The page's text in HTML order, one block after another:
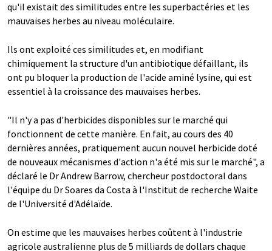
qu'il existait des similitudes entre les superbactéries et les
mauvaises herbes au niveau moléculaire.
Ils ont exploité ces similitudes et, en modifiant
chimiquement la structure d'un antibiotique défaillant, ils
ont pu bloquer la production de l'acide aminé lysine, qui est
essentiel à la croissance des mauvaises herbes.
"Il n'y a pas d'herbicides disponibles sur le marché qui
fonctionnent de cette manière. En fait, au cours des 40
dernières années, pratiquement aucun nouvel herbicide doté
de nouveaux mécanismes d'action n'a été mis sur le marché", a
déclaré le Dr Andrew Barrow, chercheur postdoctoral dans
l'équipe du Dr Soares da Costa à l'Institut de recherche Waite
de l'Université d'Adélaïde.
On estime que les mauvaises herbes coûtent à l'industrie
agricole australienne plus de 5 milliards de dollars chaque